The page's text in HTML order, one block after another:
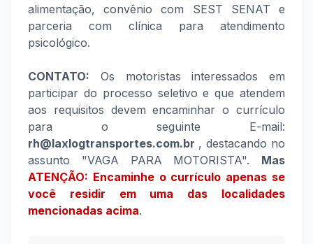
alimentação, convênio com SEST SENAT e
parceria com clínica para atendimento
psicológico.
CONTATO: Os motoristas interessados em
participar do processo seletivo e que atendem
aos requisitos devem encaminhar o currículo
para o seguinte E-mail:
rh@laxlogtransportes.com.br , destacando no
assunto "VAGA PARA MOTORISTA". Mas
ATENÇÃO: Encaminhe o currículo apenas se
você residir em uma das localidades
mencionadas acima.